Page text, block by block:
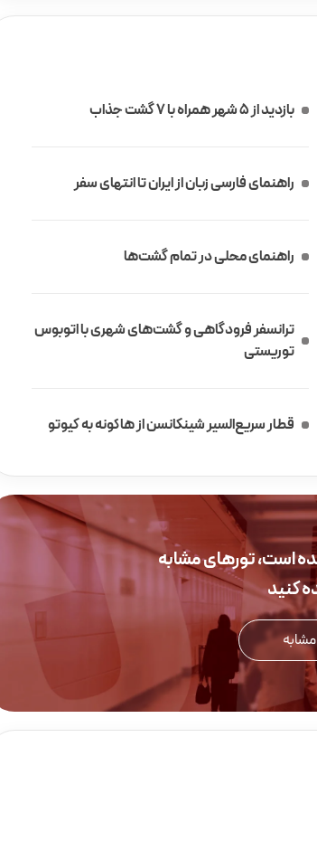
بازدید از 5 شهر همراه با 7 گشت جذاب
راهنمای فارسی زبان از ایران تا انتهای سفر
راهنمای محلی در تمام گشت‌ها
ترانسفر فرودگاهی و گشت‌های شهری با اتوبوس
توریستی
قطار سریع‌السیر شینکانسن از هاکونه به کیوتو
است، تورهای مشابه
کنید